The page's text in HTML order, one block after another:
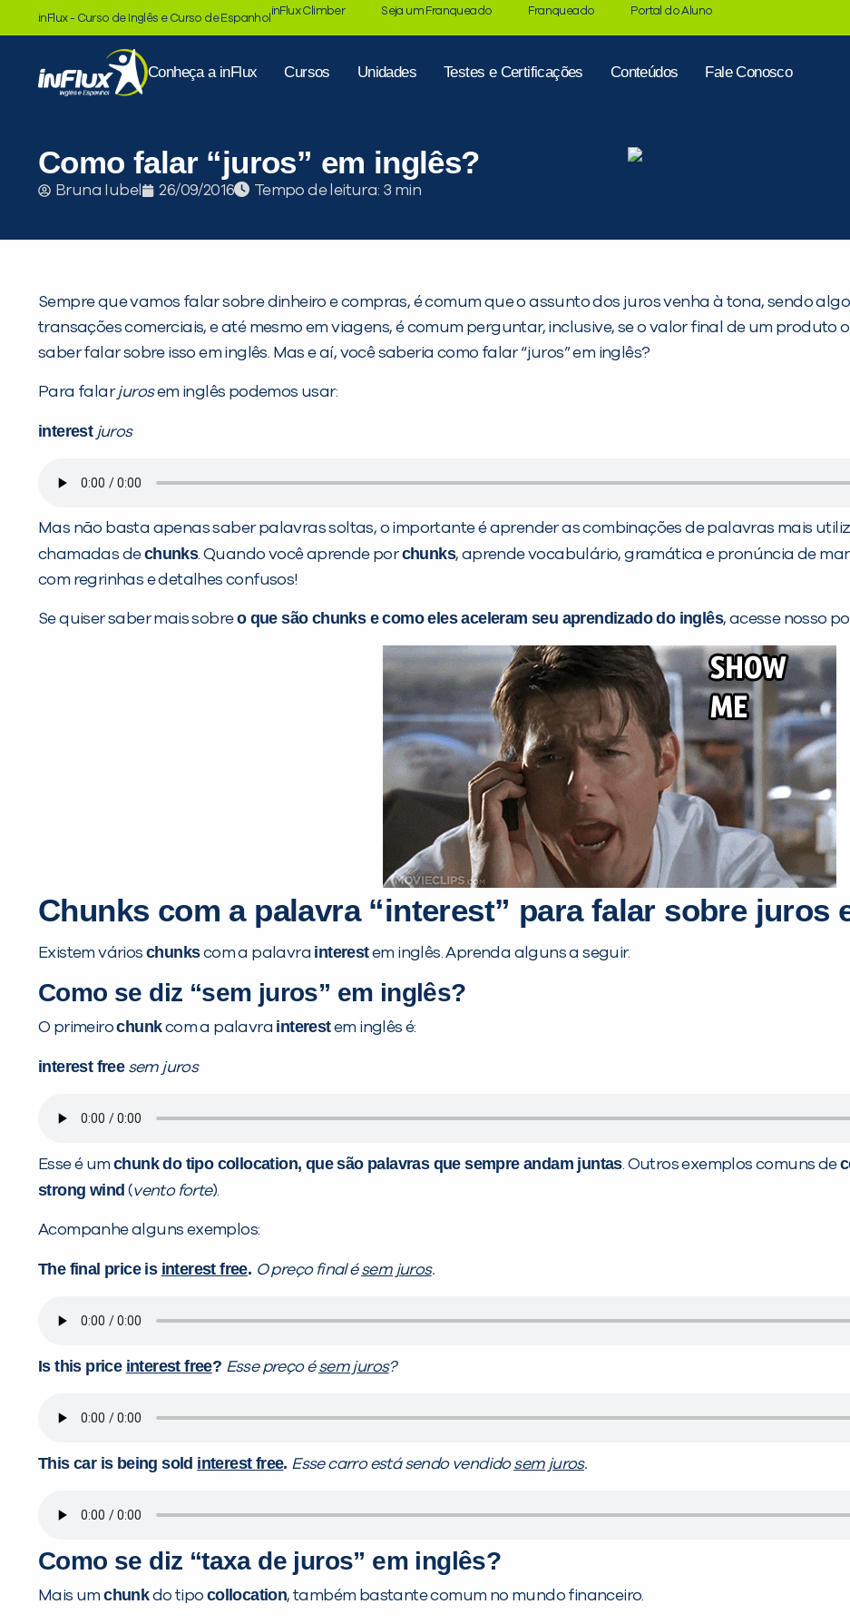
inFlux - Curso de Inglês e Curso de Espanhol
inFlux Climber Seja um Franqueado Franqueado Portal do Aluno
Conheça a inFlux Cursos Unidades Testes e Certificações Conteúdos Fale Conosco
Como falar “juros” em inglês?
Bruna Iubel 26/09/2016 Tempo de leitura:
Sempre que vamos falar sobre dinheiro e compras, é comum que o assunto dos juros venha à tona, sendo
transações comerciais, e até mesmo em viagens, é comum perguntar, inclusive, se o valor final de um produto
saber falar sobre isso em inglês. Mas e aí, você saberia como falar “juros” em inglês?
Para falarjurosem inglês podemos usar:
interest juros
Mas não basta apenas saber palavras soltas, o importante é aprender as combinações de palavras mais
chamadas dechunks. Quando você aprende porchunks, aprende vocabulário, gramática e pronúncia de
com regrinhas e detalhes confusos!
Se quiser saber mais sobreo que são chunkse como eles aceleram seu aprendizado do inglês, acesse nosso
Chunks com a palavra “interest” para falar sobre juros
Existem vários chunkscom a palavra interestem inglês. Aprenda alguns a seguir.
Como se diz “sem juros” em inglês?
O primeirochunkcom a palavra interestem inglês é:
interest free sem juros
Esse é um chunkdo tipo collocation, que são palavras que sempre andam juntas. Outros exemplos comuns de
strong wind (vento forte).
Acompanhe alguns exemplos:
The final price is interest free. O preço final ésem juros.
Is this price interest free? Esse preço ésem juros?
This car is being sold interest free. Esse carro está sendo vendidosem juros.
Como se diz “taxa de juros” em inglês?
Mais umchunkdo tipo collocation, também bastante comum no mundo financeiro.